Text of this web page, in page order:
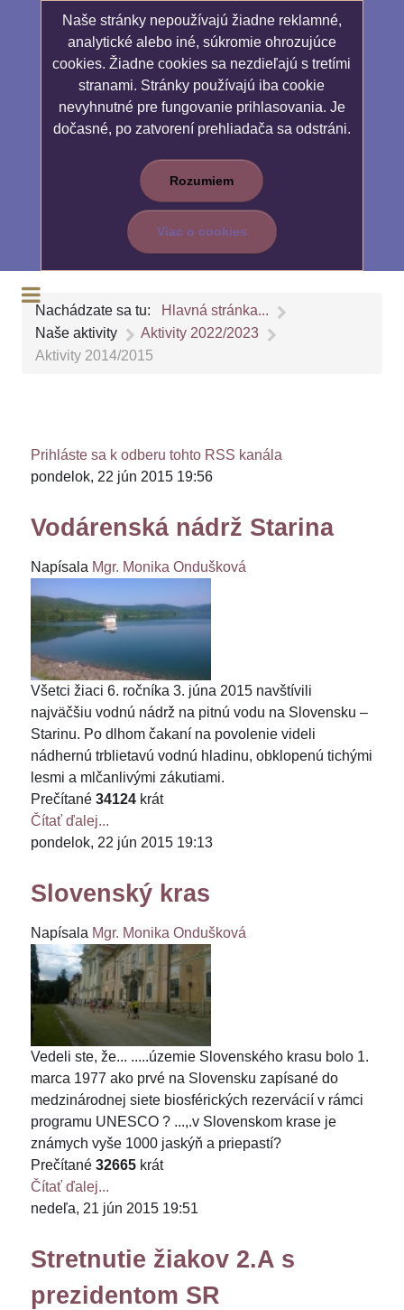
Naše stránky nepoužívajú žiadne reklamné,
analytické alebo iné, súkromie ohrozujúce
cookies. Žiadne cookies sa nezdieľajú s tretími
stranami. Stránky používajú iba cookie
nevyhnutné pre fungovanie prihlasovania. Je
dočasné, po zatvorení prehliadača sa odstráni.
Rozumiem
Viac o cookies
Nachádzate sa tu:
Hlavná stránka...
Naše aktivity
Aktivity 2022/2023
Aktivity 2014/2015
Prihláste sa k odberu tohto RSS kanála
pondelok, 22 jún 2015 19:56
Vodárenská nádrž Starina
Napísala Mgr. Monika Ondušková
Všetci žiaci 6. ročníka 3. júna 2015 navštívili
najväčšiu vodnú nádrž na pitnú vodu na Slovensku –
Starinu. Po dlhom čakaní na povolenie videli
nádhernú trblietavú vodnú hladinu, obklopenú tichými
lesmi a mlčanlivými zákutiami.
Prečítané 34124 krát
Čítať ďalej...
pondelok, 22 jún 2015 19:13
Slovenský kras
Napísala Mgr. Monika Ondušková
Vedeli ste, že... .....územie Slovenského krasu bolo 1.
marca 1977 ako prvé na Slovensku zapísané do
medzinárodnej siete biosférických rezervácií v rámci
programu UNESCO ? ...,.v Slovenskom krase je
známych vyše 1000 jaskýň a priepastí?
Prečítané 32665 krát
Čítať ďalej...
nedeľa, 21 jún 2015 19:51
Stretnutie žiakov 2.A s
prezidentom SR